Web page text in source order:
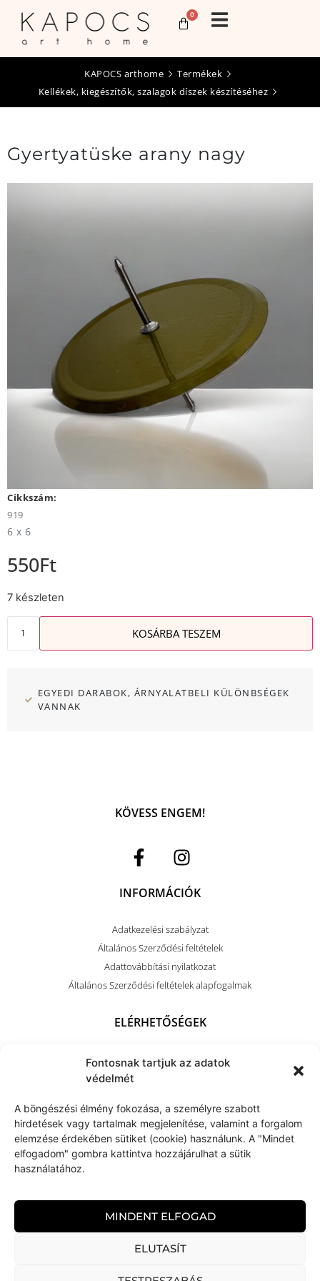
Fontosnak tartjuk az adatok
védelmét
A böngészési élmény fokozása, a személyre szabott
hirdetések vagy tartalmak megjelenítése, valamint a forgalom
elemzése érdekében sütiket (cookie) használunk. A "Mindet
elfogadom" gombra kattintva hozzájárulhat a sütik
használatához.
MINDENT ELFOGAD
ELUTASÍT
0
KAPOCS arthome
Termékek
Kellékek, kiegészítők, szalagok díszek készítéséhez
Gyertyatüske arany nagy
Cikkszám:
919
6 x 6
550Ft
7 készleten
KOSÁRBA TESZEM
EGYEDI DARABOK, ÁRNYALATBELI KÜLÖNBSÉGEK
VANNAK
KÖVESS ENGEM!
INFORMÁCIÓK
Adatkezelési szabályzat
Általános Szerződési feltételek
Adattovábbítási nyilatkozat
Általános Szerződési feltételek alapfogalmak
ELÉRHETŐSÉGEK
+36 (70) 703 4212
kapocsart@kapocsarthome.com